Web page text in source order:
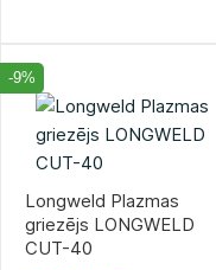
-9%
Longweld Plazmas
griezējs LONGWELD
CUT-40